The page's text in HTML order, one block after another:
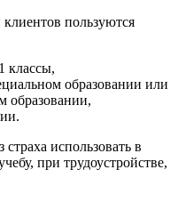
пользуются
классы,
образовании или
образовании,
использовать в
при трудоустройстве,